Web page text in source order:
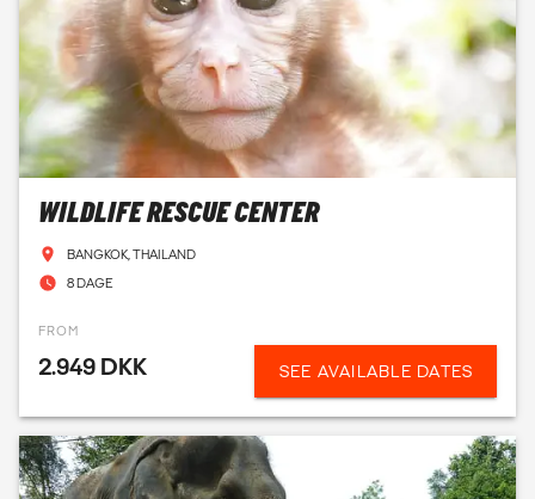
HAR DU SPØRGSMÅL TIL FRIVILLIGT ARBEJDE
MED DYR?
Så svarer vi gerne på dine spørgsmål! Vi står altid klar til at
hjælpe dig med at finde det frivillige arbejde, der passer til
dine drømme, dine ønsker, dit budget og din rejse. En
oplevelse som frivillig med dyr vil give dig god erfaring og
WILDLIFE RESCUE CENTER
BANGKOK, THAILAND
8 DAGE
FROM
2.949 DKK SEE AVAILABLE DATES